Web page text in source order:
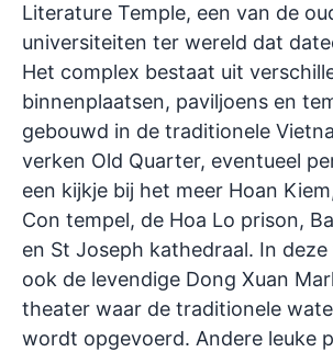
Literature Temple, een van de
universiteiten ter wereld dat
Het complex bestaat uit
binnenplaatsen, paviljoens en
gebouwd in de traditionele
verken Old Quarter, eventueel
een kijkje bij het meer Hoan
Con tempel, de Hoa Lo prison,
en St Joseph kathedraal. In
ook de levendige Dong Xuan
theater waar de traditionele
wordt opgevoerd. Andere leuke